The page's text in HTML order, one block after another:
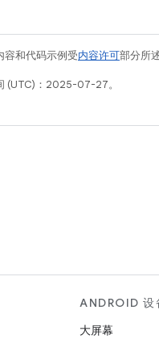
容和代码示例受内容许可部分所
(UTC)：2025-07-27。
ANDROID 设
大屏幕